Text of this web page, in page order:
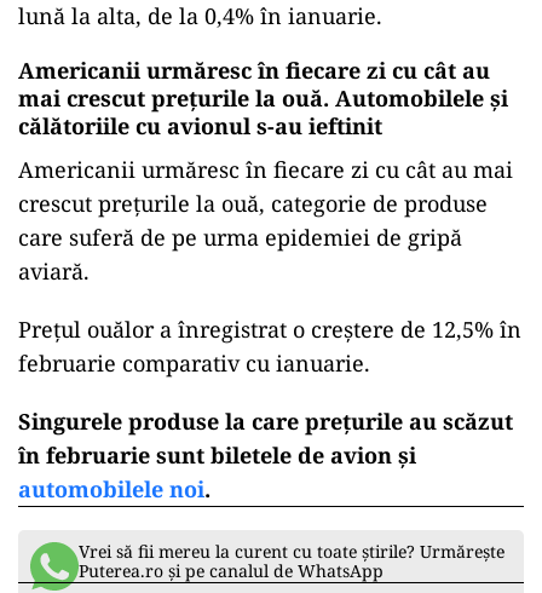
lună la alta, de la 0,4% în ianuarie.
Americanii urmăresc în fiecare zi cu cât au
mai crescut preţurile la ouă. Automobilele şi
călătoriile cu avionul s-au ieftinit
Americanii urmăresc în fiecare zi cu cât au mai
crescut preţurile la ouă, categorie de produse
care suferă de pe urma epidemiei de gripă
aviară.
Preţul ouălor a înregistrat o creştere de 12,5% în
februarie comparativ cu ianuarie.
Singurele produse la care preţurile au scăzut
în februarie sunt biletele de avion şi
automobilele noi.
Vrei să fii mereu la curent cu toate știrile? Urmărește
Puterea.ro și pe canalul de WhatsApp